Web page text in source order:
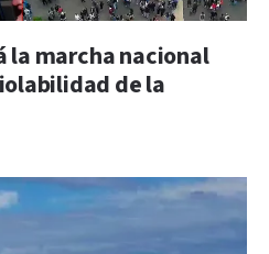
la marcha nacional
de la